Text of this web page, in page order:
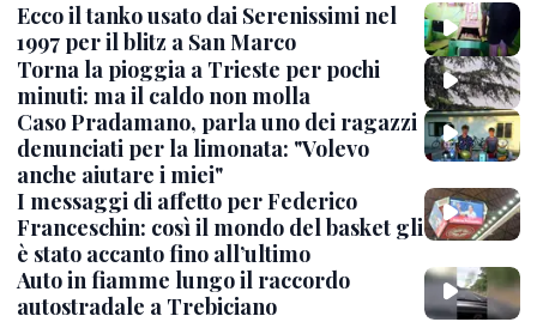
Ecco il tanko usato dai Serenissimi nel
1997 per il blitz a San Marco
Torna la pioggia a Trieste per pochi
minuti: ma il caldo non molla
Caso Pradamano, parla uno dei ragazzi
denunciati per la limonata: "Volevo
anche aiutare i miei"
I messaggi di affetto per Federico
Franceschin: così il mondo del basket gli
è stato accanto fino all’ultimo
Auto in fiamme lungo il raccordo
autostradale a Trebiciano